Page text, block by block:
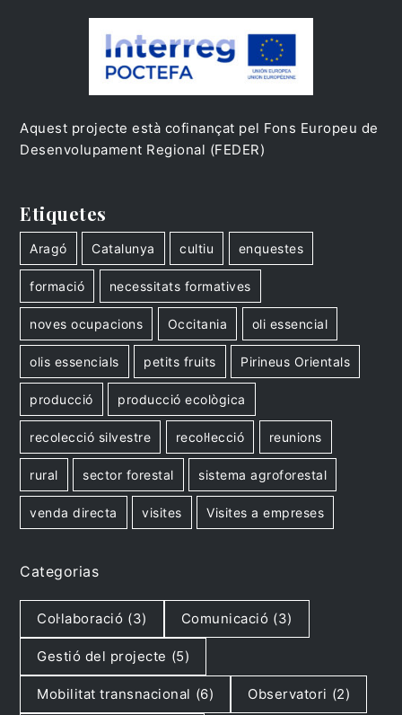
Aquest projecte està cofinançat pel Fons Europeu de
Desenvolupament Regional (FEDER)
Etiquetes
Aragó Catalunya cultiu enquestes
formació necessitats formatives
noves ocupacions Occitania oli essencial
olis essencials petits fruits Pirineus Orientals
producció producció ecològica
recolecció silvestre recol·lecció reunions
rural sector forestal sistema agroforestal
venda directa visites Visites a empreses
Categorias
Col·laboració (3) Comunicació (3)
Gestió del projecte (5)
Mobilitat transnacional (6) Observatori (2)